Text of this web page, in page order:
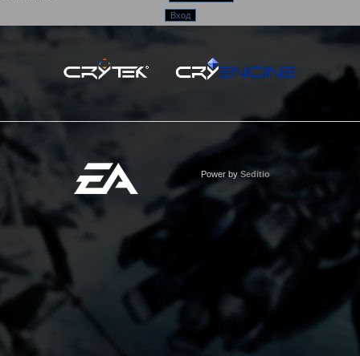
Power by Seditio